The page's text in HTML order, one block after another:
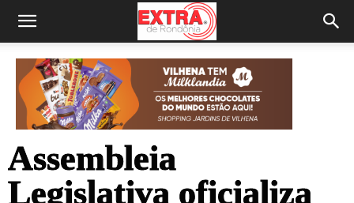
Assembleia
Legislativa oficializa